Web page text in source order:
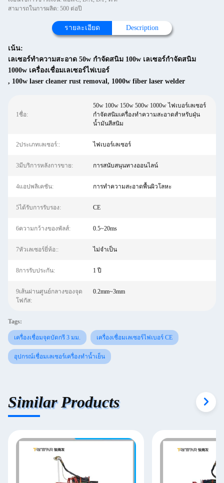
สามารถในการผลิต: 500 ต่อปี
รายละเอียด Description
เน้น:
เลเซอร์ทำความสะอาด 50w กำจัดสนิม 100w เลเซอร์กำจัดสนิม
1000w เครื่องเชื่อมเลเซอร์ไฟเบอร์
, 100w laser cleaner rust removal, 1000w fiber laser welder
1ชื่อ:
50w 100w 150w 500w 1000w ไฟเบอร์เลเซอร์
กำจัดสนิมเครื่องทำความสะอาดสำหรับฝุ่น
น้ำมันสีสนิม
2ประเภทเลเซอร์:: ไฟเบอร์เลเซอร์
3มีบริการหลังการขาย: การสนับสนุนทางออนไลน์
4แอปพลิเคชัน: การทำความสะอาดพื้นผิวโลหะ
5ได้รับการรับรอง: CE
6ความกว้างของพัลส์: 0.5~20ms
7หัวเลเซอร์ยี่ห้อ:: ไม่จำเป็น
8การรับประกัน: 1 ปี
9เส้นผ่านศูนย์กลางของจุด
โฟกัส:
0.2mm~3mm
Tags:
เครื่องเชื่อมจุดบัดกรี 3 มม. เครื่องเชื่อมเลเซอร์ไฟเบอร์ CE
อุปกรณ์เชื่อมเลเซอร์เครื่องทำน้ำเย็น
Similar Products